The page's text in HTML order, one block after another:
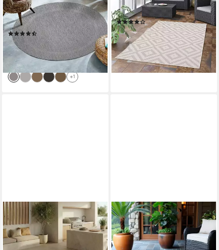
Teppich Wetterfest Balkon
Küchenteppich Flachgewebe
Sisaloptik(31)
ab 45,90 € UVP 91,90 €
-50%
lieferbar - in 3-4 Werktagen bei dir
+1
Rechteckig, Höhe: 4 mm
(6)
24,90 € UVP43,90 €
-43%
lieferbar - in 2-3 Werktagen bei dir
JIMRI
Outdoorteppich Key West,
Rund, Outdoor Teppich
Balkonteppich
AYYILDIZ TEPPICHE
Outdoorteppich GIZA 1410,
rund, Höhe: 3 mm, In- und
Outdoor, Wetterfest,